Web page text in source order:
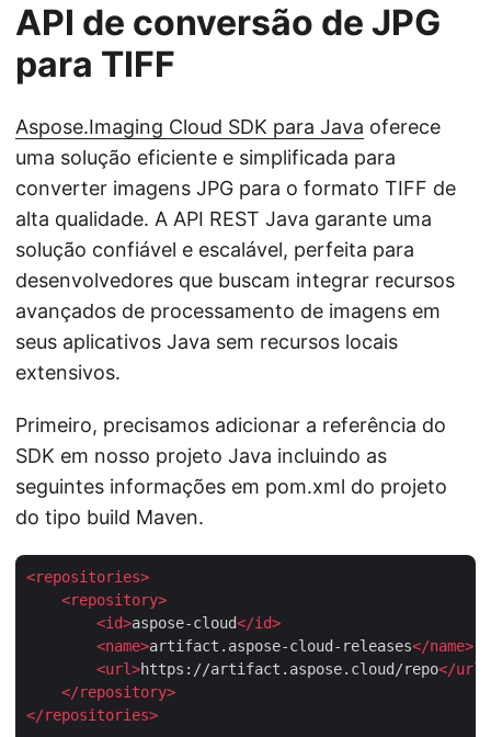
API de conversão de JPG
para TIFF
Aspose.Imaging Cloud SDK para Java oferece
uma solução eficiente e simplificada para
converter imagens JPG para o formato TIFF de
alta qualidade. A API REST Java garante uma
solução confiável e escalável, perfeita para
desenvolvedores que buscam integrar recursos
avançados de processamento de imagens em
seus aplicativos Java sem recursos locais
extensivos.
Primeiro, precisamos adicionar a referência do
SDK em nosso projeto Java incluindo as
seguintes informações em pom.xml do projeto
do tipo build Maven.
<repositories>
<repository>
<id>aspose-cloud</id>
<name>artifact.aspose-cloud-releases</name>
<url>https://artifact.aspose.cloud/repo</url
</repository>
</repositories>